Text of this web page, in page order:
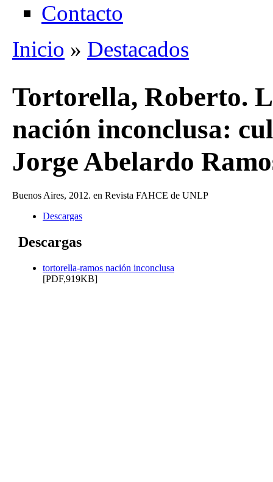
Contacto
Se encuentra usted aquí
Inicio » Destacados
Tortorella, Roberto.
nación inconclusa:
Jorge Abelardo
Buenos Aires, 2012. en Revista FAHCE de UNLP
Descargas
Descargas
tortorella-ramos nación inconclusa
[PDF,919KB]